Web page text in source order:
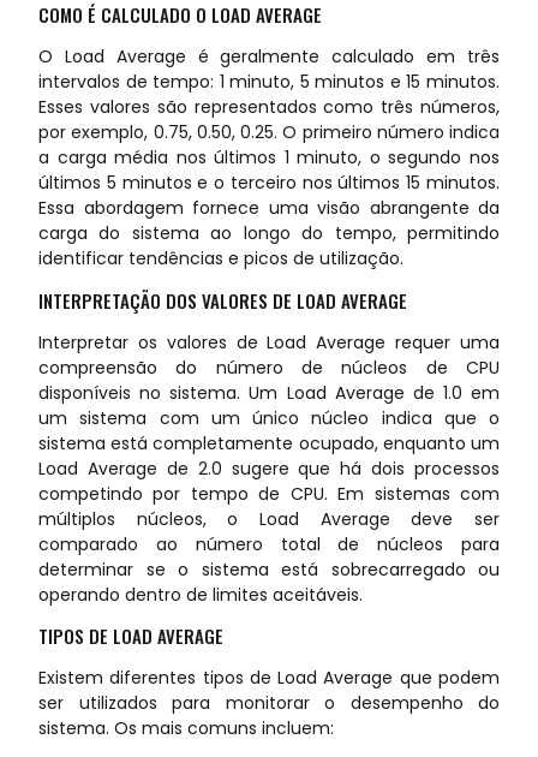
COMO É CALCULADO O LOAD AVERAGE
O Load Average é geralmente calculado em três
intervalos de tempo: 1 minuto, 5 minutos e 15 minutos.
Esses valores são representados como três números,
por exemplo, 0.75, 0.50, 0.25. O primeiro número indica
a carga média nos últimos 1 minuto, o segundo nos
últimos 5 minutos e o terceiro nos últimos 15 minutos.
Essa abordagem fornece uma visão abrangente da
carga do sistema ao longo do tempo, permitindo
identificar tendências e picos de utilização.
INTERPRETAÇÃO DOS VALORES DE LOAD AVERAGE
Interpretar os valores de Load Average requer uma
compreensão do número de núcleos de CPU
disponíveis no sistema. Um Load Average de 1.0 em
um sistema com um único núcleo indica que o
sistema está completamente ocupado, enquanto um
Load Average de 2.0 sugere que há dois processos
competindo por tempo de CPU. Em sistemas com
múltiplos núcleos, o Load Average deve ser
comparado ao número total de núcleos para
determinar se o sistema está sobrecarregado ou
operando dentro de limites aceitáveis.
TIPOS DE LOAD AVERAGE
Existem diferentes tipos de Load Average que podem
ser utilizados para monitorar o desempenho do
sistema. Os mais comuns incluem: